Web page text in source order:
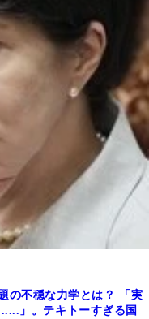
の不穏な力学とは？ 「実
」。テキトーすぎる国